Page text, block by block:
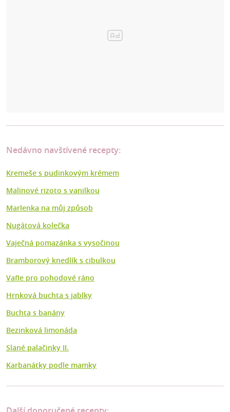
Nedávno navštívené recepty:
Kremeše s pudinkovým krémem
Malinové rizoto s vanilkou
Marlenka na můj způsob
Nugátová kolečka
Vaječná pomazánka s vysočinou
Bramborový knedlík s cibulkou
Vafle pro pohodové ráno
Hrnková buchta s jablky
Buchta s banány
Bezinková limonáda
Slané palačinky II.
Karbanátky podle mamky